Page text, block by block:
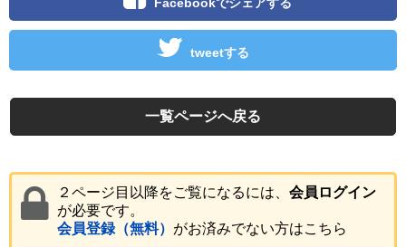
tweetする
一覧ページへ戻る
２ページ目以降をご覧になるには、 会員ログイン
が必要です。
会員登録（無料） がお済みでない方はこちら